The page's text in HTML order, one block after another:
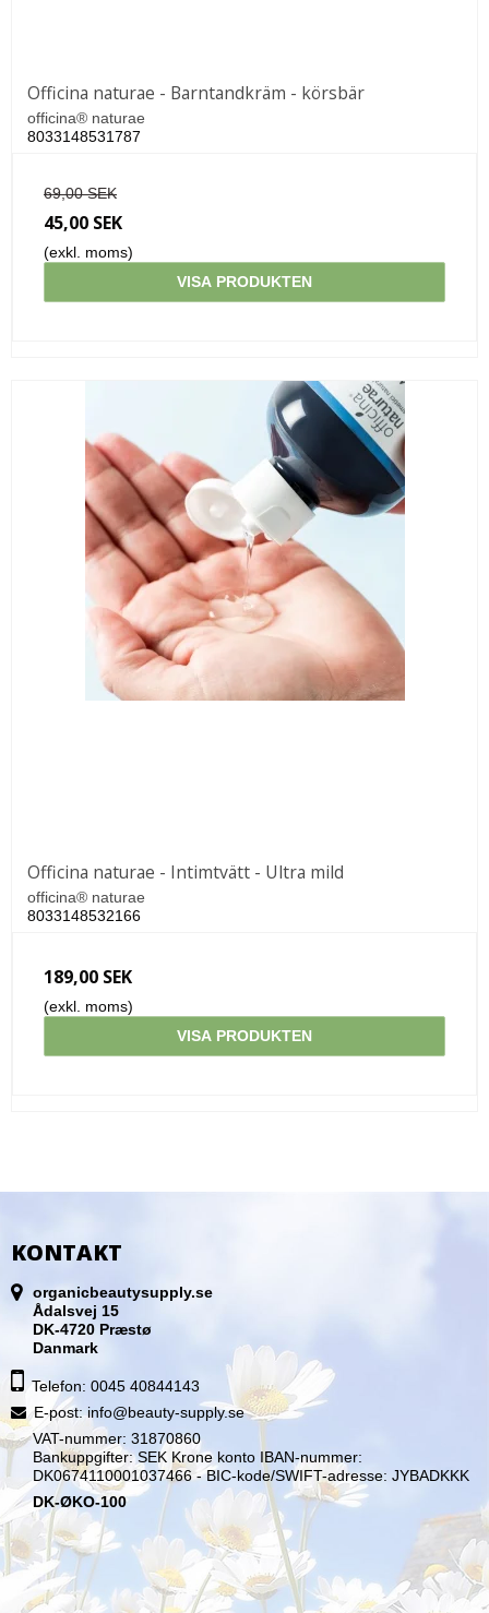
Officina naturae - Barntandkräm - körsbär
officina® naturae
8033148531787
69,00 SEK
45,00 SEK
(exkl. moms)
VISA PRODUKTEN
Officina naturae - Intimtvätt - Ultra mild
officina® naturae
8033148532166
189,00 SEK
(exkl. moms)
VISA PRODUKTEN
KONTAKT
organicbeautysupply.se
Ådalsvej 15
DK-4720 Præstø
Danmark
Telefon: 0045 40844143
E-post: info@beauty-supply.se
VAT-nummer: 31870860
Bankuppgifter: SEK Krone konto IBAN-nummer:
DK0674110001037466 - BIC-kode/SWIFT-adresse: JYBADKKK
DK-ØKO-100